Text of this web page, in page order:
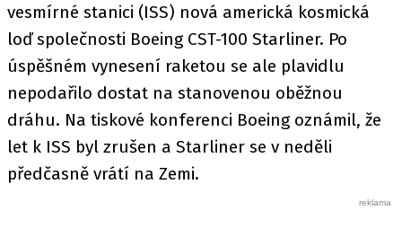
vesmírné stanici (ISS) nová americká kosmická
loď společnosti Boeing CST-100 Starliner. Po
úspěšném vynesení raketou se ale plavidlu
nepodařilo dostat na stanovenou oběžnou
dráhu. Na tiskové konferenci Boeing oznámil, že
let k ISS byl zrušen a Starliner se v neděli
předčasně vrátí na Zemi.